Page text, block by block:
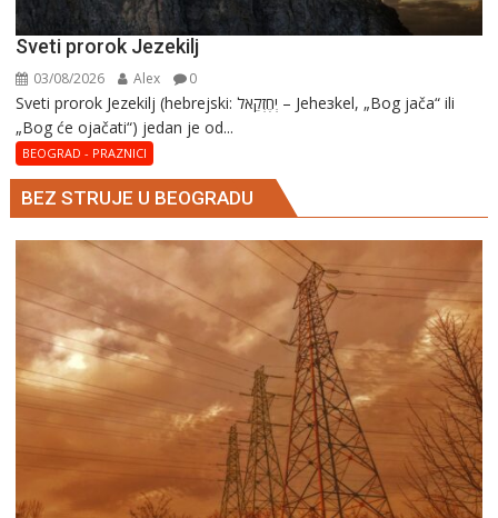
Sveti prorok Jezekilj
03/08/2026 Alex 0
Sveti prorok Jezekilj (hebrejski: יְחֶזְקֵאל – Jehезkel, „Bog jača“ ili
„Bog će ojačati“) jedan je od...
BEOGRAD - PRAZNICI
BEZ STRUJE U BEOGRADU